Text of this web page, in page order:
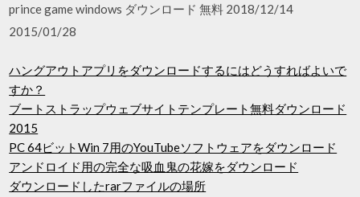
prince game windows ダウンロード 無料 2018/12/14
2015/01/28
ハングアウトアプリをダウンロードするにはどうすればよいで
すか？
ブートストラップウェブサイトテンプレート無料ダウンロード
2015
PC 64ビットWin 7用のYouTubeソフトウェアをダウンロード
アンドロイド用の完全な吸血鬼の花嫁をダウンロード
ダウンロードしたrarファイルの場所